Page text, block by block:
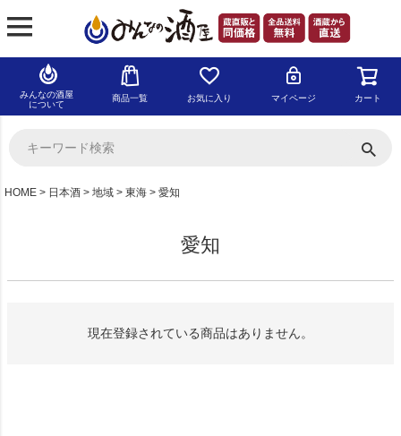
みんなの酒屋
について
商品一覧 お気に入り マイページ カート
HOME 日本酒 地域 東海 愛知
愛知
現在登録されている商品はありません。